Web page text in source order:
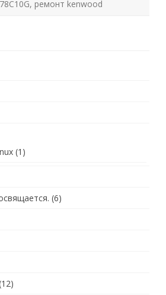
, ремонт kenwood
(1)
(6)